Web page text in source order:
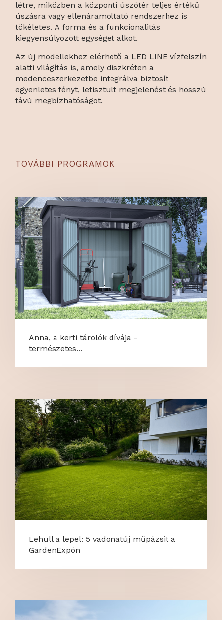
létre, miközben a központi úszótér teljes értékű
úszásra vagy ellenáramoltató rendszerhez is
tökéletes. A forma és a funkcionalitás
kiegyensúlyozott egységet alkot.
Az új modellekhez elérhető a LED LINE vízfelszín
alatti világítás is, amely diszkréten a
medenceszerkezetbe integrálva biztosít
egyenletes fényt, letisztult megjelenést és hosszú
távú megbízhatóságot.
TOVÁBBI PROGRAMOK
Anna, a kerti tárolók dívája -
természetes...
Lehull a lepel: 5 vadonatúj műpázsit a
GardenExpón